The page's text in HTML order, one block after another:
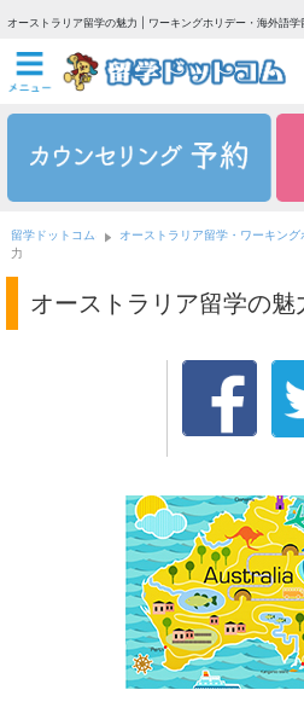
オーストラリア留学の魅力 | ワーキングホリデー・海外語
留学ドットコム オーストラリア留学・ワーキング
力
オーストラリア留学の魅